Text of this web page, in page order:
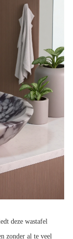
deze wastafel
zonder al te veel